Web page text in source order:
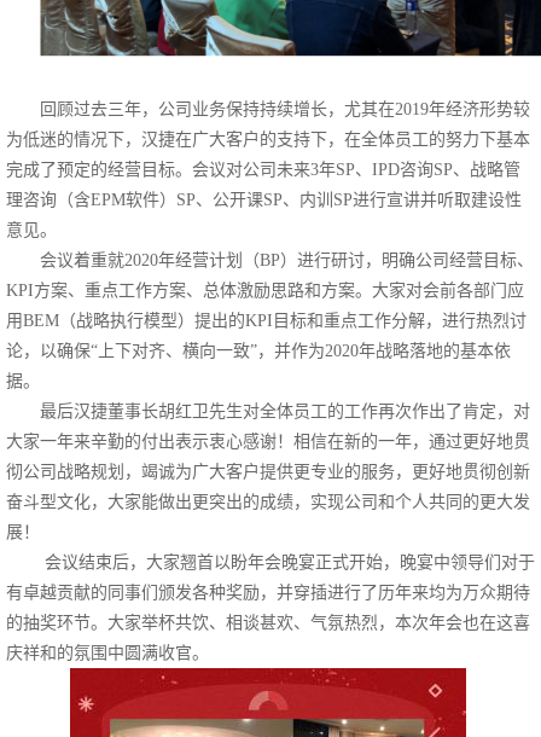
回顾过去三年，公司业务保持持续增长，尤其在2019年经济形势较
为低迷的情况下，汉捷在广大客户的支持下，在全体员工的努力下基本
完成了预定的经营目标。会议对公司未来3年SP、IPD咨询SP、战略管
理咨询（含EPM软件）SP、公开课SP、内训SP进行宣讲并听取建设性
意见。
会议着重就2020年经营计划（BP）进行研讨，明确公司经营目标、
KPI方案、重点工作方案、总体激励思路和方案。大家对会前各部门应
用BEM（战略执行模型）提出的KPI目标和重点工作分解，进行热烈讨
论，以确保“上下对齐、横向一致”，并作为2020年战略落地的基本依
据。
最后汉捷董事长胡红卫先生对全体员工的工作再次作出了肯定，对
大家一年来辛勤的付出表示衷心感谢！相信在新的一年，通过更好地贯
彻公司战略规划，竭诚为广大客户提供更专业的服务，更好地贯彻创新
奋斗型文化，大家能做出更突出的成绩，实现公司和个人共同的更大发
展！
会议结束后，大家翘首以盼年会晚宴正式开始，晚宴中领导们对于
有卓越贡献的同事们颁发各种奖励，并穿插进行了历年来均为万众期待
的抽奖环节。大家举杯共饮、相谈甚欢、气氛热烈，本次年会也在这喜
庆祥和的氛围中圆满收官。